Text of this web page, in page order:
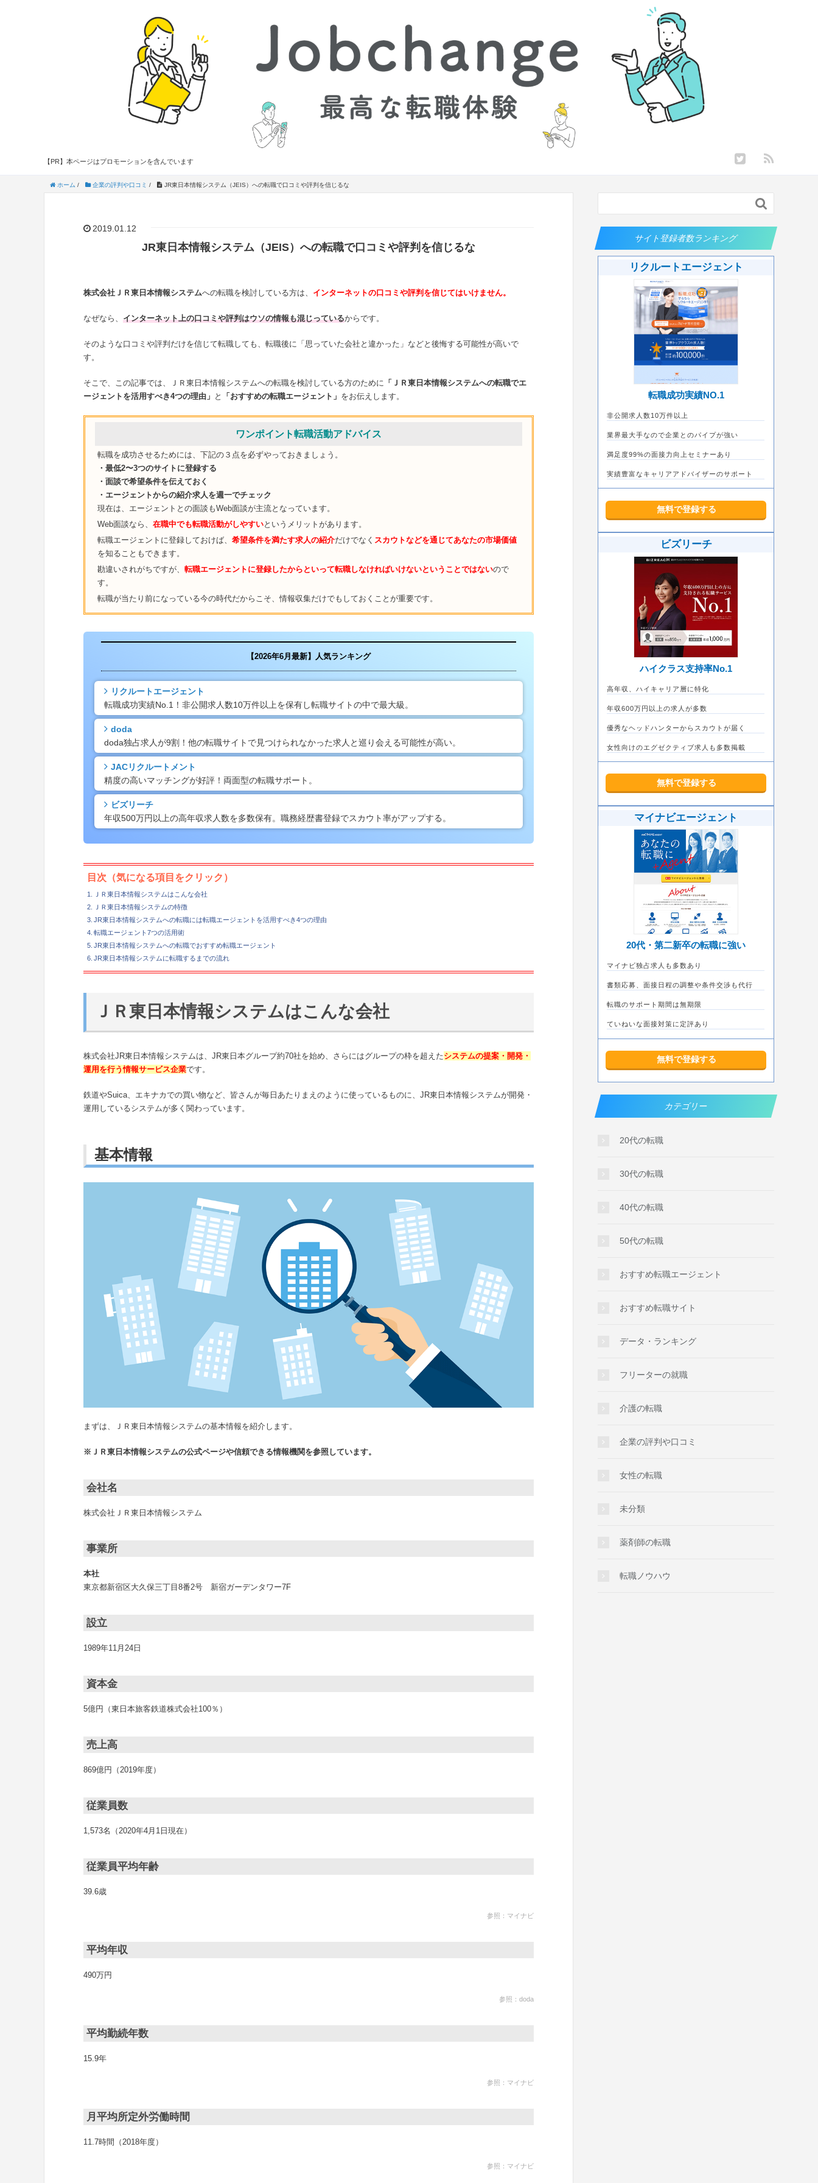
【PR】本ページはプロモーションを含んでいます
ホーム / 企業の評判や口コミ / JR東日本情報システム（JEIS）への転職で口コミや評判を信じるな
2019.01.12
JR東日本情報システム（JEIS）への転職で口コミや評判を信じるな
株式会社ＪＲ東日本情報システムへの転職を検討している方は、 インターネットの口コミや評判を信じてはいけません。
なぜなら、 インターネット上の口コミや評判はウソの情報も混じっているからです。
そのような口コミや評判だけを信じて転職しても、転職後に「思っていた会社と違かった」などと後悔する可能性が高いで
す。
そこで、この記事では、ＪＲ東日本情報システムへの転職を検討している方のために 「ＪＲ東日本情報システムへの転職でエ
ージェントを活用すべき4つの理由」 と 「おすすめの転職エージェント」 をお伝えします。
ワンポイント転職活動アドバイス
転職を成功させるためには、下記の３点を必ずやっておきましょう。
・最低2〜3つのサイトに登録する
・面談で希望条件を伝えておく
・エージェントからの紹介求人を週一でチェック
現在は、エージェントとの面談もWeb面談が主流となっています。
Web面談なら、 在職中でも転職活動がしやすいというメリットがあります。
転職エージェントに登録しておけば、 希望条件を満たす求人の紹介だけでなく スカウトなどを通じてあなたの市場価値
を知ることもできます。
勘違いされがちですが、 転職エージェントに登録したからといって転職しなければいけないということではないので
す。
転職が当たり前になっている今の時代だからこそ、情報収集だけでもしておくことが重要です。
【2026年6月最新】人気ランキング
リクルートエージェント
転職成功実績No.1！非公開求人数10万件以上を保有し転職サイトの中で最大級。
doda
doda独占求人が9割！他の転職サイトで見つけられなかった求人と巡り会える可能性が高い。
JACリクルートメント
精度の高いマッチングが好評！両面型の転職サポート。
ビズリーチ
年収500万円以上の高年収求人数を多数保有。職務経歴書登録でスカウト率がアップする。
目次（気になる項目をクリック）
ＪＲ東日本情報システムはこんな会社
ＪＲ東日本情報システムの特徴
JR東日本情報システムへの転職には転職エージェントを活用すべき4つの理由
転職エージェント7つの活用術
JR東日本情報システムへの転職でおすすめ転職エージェント
JR東日本情報システムに転職するまでの流れ
ＪＲ東日本情報システムはこんな会社
株式会社JR東日本情報システムは、JR東日本グループ約70社を始め、さらにはグループの枠を超えたシステムの提案・開発・
運用を行う情報サービス企業です。
鉄道やSuica、エキナカでの買い物など、皆さんが毎日あたりまえのように使っているものに、JR東日本情報システムが開発・
運用しているシステムが多く関わっています。
基本情報
まずは、ＪＲ東日本情報システムの基本情報を紹介します。
※ＪＲ東日本情報システムの公式ページや信頼できる情報機関を参照しています。
会社名
株式会社ＪＲ東日本情報システム
事業所
本社
東京都新宿区大久保三丁目8番2号 新宿ガーデンタワー7F
設立
1989年11月24日
資本金
5億円（東日本旅客鉄道株式会社100％）
売上高
869億円（2019年度）
従業員数
1,573名（2020年4月1日現在）
従業員平均年齢
39.6歳
参照：マイナビ
平均年収
490万円
参照：doda
平均勤続年数
15.9年
参照：マイナビ
月平均所定外労働時間
11.7時間（2018年度）
参照：マイナビ

サイト登録者数ランキング
リクルートエージェント
転職成功実績NO.1
非公開求人数10万件以上
業界最大手なので企業とのパイプが強い
満足度99%の面接力向上セミナーあり
実績豊富なキャリアアドバイザーのサポート
無料で登録する
ビズリーチ
ハイクラス支持率No.1
高年収、ハイキャリア層に特化
年収600万円以上の求人が多数
優秀なヘッドハンターからスカウトが届く
女性向けのエグゼクティブ求人も多数掲載
無料で登録する
マイナビエージェント
20代・第二新卒の転職に強い
マイナビ独占求人も多数あり
書類応募、面接日程の調整や条件交渉も代行
転職のサポート期間は無期限
ていねいな面接対策に定評あり
無料で登録する
カテゴリー
20代の転職
30代の転職
40代の転職
50代の転職
おすすめ転職エージェント
おすすめ転職サイト
データ・ランキング
フリーターの就職
介護の転職
企業の評判や口コミ
女性の転職
未分類
薬剤師の転職
転職ノウハウ